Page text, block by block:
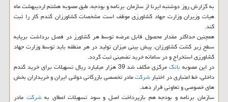
به گزارش روز دوشنبه ایرنا از سازمان برنامه و بودجه، طبق مصوبه هشتم اردیبهشت ماه
هیات وزیران وزارت جهاد كشاورزی موظف است مشخصات كشاورزان گندم كار را ثبت
كند.
همچنین حداكثر مقدار محصول قابل عرضه توسط هر كشاورز در فصل برداشت برپایه
سطح زیر كشت كشاورزان، پیش بینی میزان تولید در هر منطقه باید توسط وزارت جهاد
كشاورزی استخراج و در سامانه خرید تضمینی ثبت گردد.
در این مصوبهبانك
مركزی مكلف شد 39 هزار میلیارد ریال تسهیلات برای خرید گندم
داخلی، خط اعتباری در اختیارشركتمادر تخصصی بازرگانی دولتی ایران و خریداران بخش
های خصوصی و تعاونی قرار دهد.
سازمان برنامه و بودجه هم بازپرداخت اصل و سود تسهیلات اعطای بهشركت مادر